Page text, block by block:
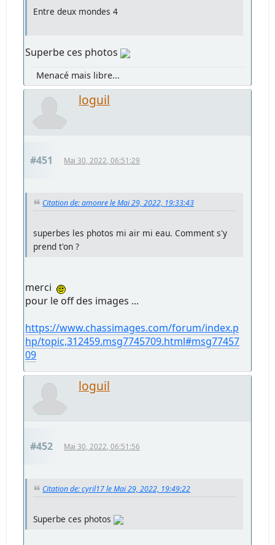
Entre deux mondes 4
Superbe ces photos
Menacé mais libre...
loguil
#451 Mai 30, 2022, 06:51:29
Citation de: amonre le Mai 29, 2022, 19:33:43
superbes les photos mi air mi eau. Comment s'y
prend t'on ?
merci
pour le off des images ...
https://www.chassimages.com/forum/index.p
hp/topic,312459.msg7745709.html#msg77457
09
loguil
#452 Mai 30, 2022, 06:51:56
Citation de: cyril17 le Mai 29, 2022, 19:49:22
Superbe ces photos